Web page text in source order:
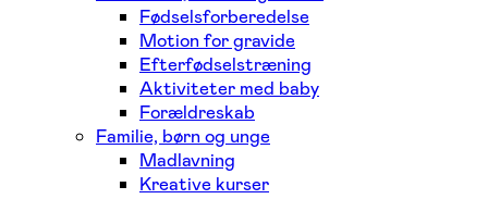
Fødselsforberedelse
Motion for gravide
Efterfødselstræning
Aktiviteter med baby
Forældreskab
Familie, børn og unge
Madlavning
Kreative kurser